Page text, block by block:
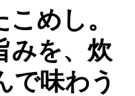
一覧
だより
めし。
みを、炊
で味わう